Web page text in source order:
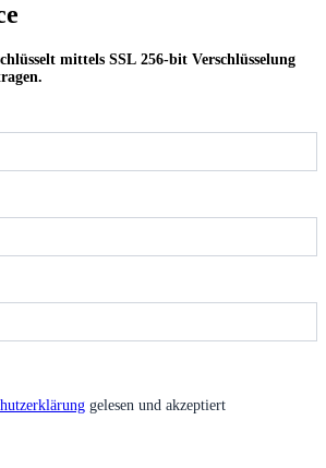
mittels SSL 256-bit Verschlüsselung
gelesen und akzeptiert